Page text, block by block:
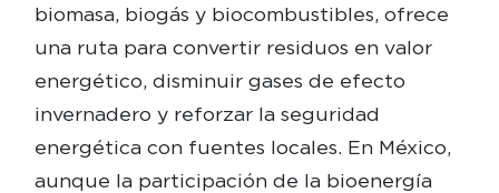
biomasa, biogás y biocombustibles, ofrece
una ruta para convertir residuos en valor
energético, disminuir gases de efecto
invernadero y reforzar la seguridad
energética con fuentes locales. En México,
aunque la participación de la bioenergía